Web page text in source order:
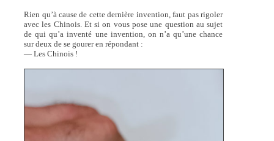
Rien qu’à cause de cette dernière invention, faut pas rigoler
avec les Chinois. Et si on vous pose une question au sujet
de qui qu’a inventé une invention, on n’a qu’une chance
sur deux de se gourer en répondant :
— Les Chinois !